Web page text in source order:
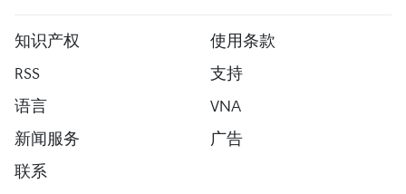
知识产权
使用条款
RSS
支持
语言
VNA
新闻服务
广告
联系